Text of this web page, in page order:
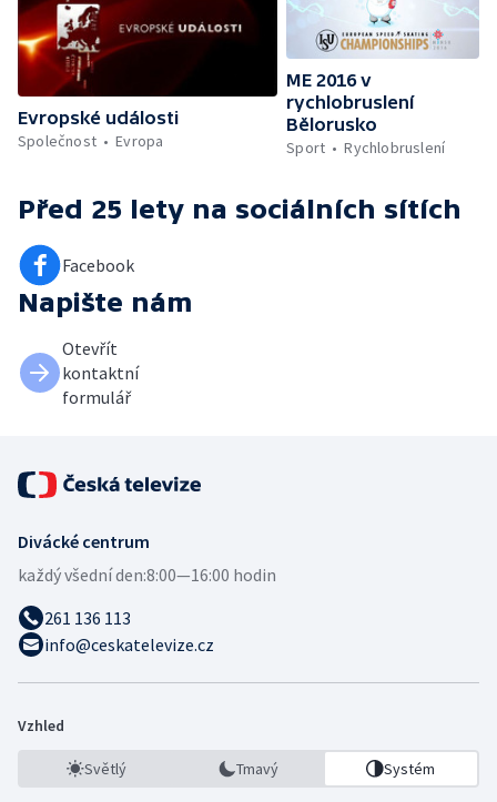
Evropské události
Společnost
Evropa
ME 2016 v
rychlobruslení
Bělorusko
Sport
Rychlobruslení
Před 25 lety na sociálních sítích
Facebook
Napište nám
Otevřít
kontaktní
formulář
Divácké centrum
každý všední den:8:00—16:00 hodin
261 136 113
info@ceskatelevize.cz
Vzhled
Světlý Tmavý Systém